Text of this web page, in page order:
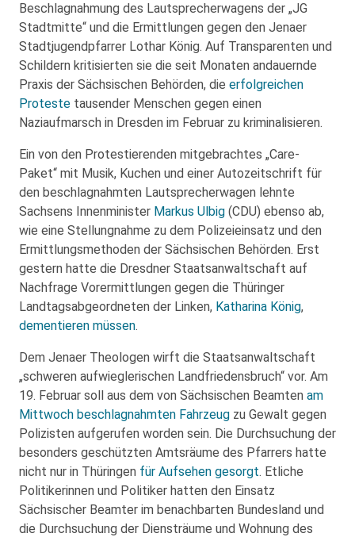
Beschlagnahmung des Lautsprecherwagens der „JG
Stadtmitte“ und die Ermittlungen gegen den Jenaer
Stadtjugendpfarrer Lothar König. Auf Transparenten und
Schildern kritisierten sie die seit Monaten andauernde
Praxis der Sächsischen Behörden, die erfolgreichen
Proteste tausender Menschen gegen einen
Naziaufmarsch in Dresden im Februar zu kriminalisieren.
Ein von den Protestierenden mitgebrachtes „Care-
Paket“ mit Musik, Kuchen und einer Autozeitschrift für
den beschlagnahmten Lautsprecherwagen lehnte
Sachsens Innenminister Markus Ulbig (CDU) ebenso ab,
wie eine Stellungnahme zu dem Polizeieinsatz und den
Ermittlungsmethoden der Sächsischen Behörden. Erst
gestern hatte die Dresdner Staatsanwaltschaft auf
Nachfrage Vorermittlungen gegen die Thüringer
Landtagsabgeordneten der Linken, Katharina König,
dementieren müssen.
Dem Jenaer Theologen wirft die Staatsanwaltschaft
„schweren aufwieglerischen Landfriedensbruch“ vor. Am
19. Februar soll aus dem von Sächsischen Beamten am
Mittwoch beschlagnahmten Fahrzeug zu Gewalt gegen
Polizisten aufgerufen worden sein. Die Durchsuchung der
besonders geschützten Amtsräume des Pfarrers hatte
nicht nur in Thüringen für Aufsehen gesorgt. Etliche
Politikerinnen und Politiker hatten den Einsatz
Sächsischer Beamter im benachbarten Bundesland und
die Durchsuchung der Diensträume und Wohnung des